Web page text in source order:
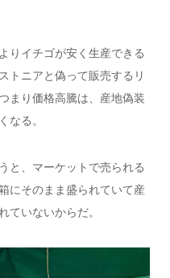
りイチゴが安く生産できる
トニアと偽って販売するリ
まり価格高騰は、産地偽装
なる。
と、マーケットで売られる
にそのまま盛られていて産
ていないからだ。